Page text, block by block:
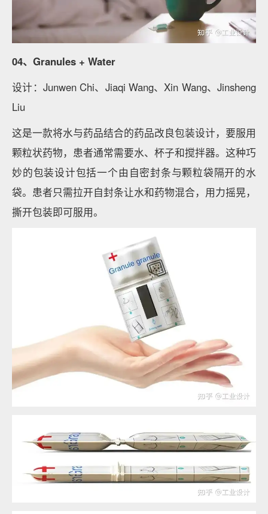
04、Granules + Water
设计：Junwen Chi、Jiaqi Wang、Xin Wang、Jinsheng
Liu
这是一款将水与药品结合的药品改良包装设计，要服用
颗粒状药物，患者通常需要水、杯子和搅拌器。这种巧
妙的包装设计包括一个由自密封条与颗粒袋隔开的水
袋。患者只需拉开自封条让水和药物混合，用力摇晃，
撕开包装即可服用。